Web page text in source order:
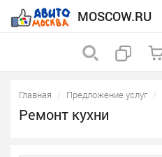
MOSCOW.RU
Главная Предложение услуг
Ремонт кухни